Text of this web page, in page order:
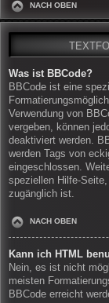
NACH OBEN
Was ist BBCode?
BBCode ist eine
Verwendung von
vergeben, können
deaktiviert werden.
werden Tags von
eingeschlossen.
speziellen Hilfe-
zugänglich ist.
NACH OBEN
Kann ich HTML
Nein, es ist nicht
meisten
BBCode erreicht